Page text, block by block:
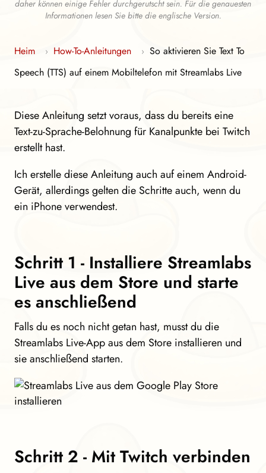
daher können einige Fehler durchgerutscht sein. Für die genauesten
Informationen lesen Sie bitte die englische Version.
Heim › How-To-Anleitungen › So aktivieren Sie Text To
Speech (TTS) auf einem Mobiltelefon mit Streamlabs Live
Diese Anleitung setzt voraus, dass du bereits eine
Text-zu-Sprache-Belohnung für Kanalpunkte bei Twitch
erstellt hast.
Ich erstelle diese Anleitung auch auf einem Android-
Gerät, allerdings gelten die Schritte auch, wenn du
ein iPhone verwendest.
Schritt 1 - Installiere Streamlabs
Live aus dem Store und starte
es anschließend
Falls du es noch nicht getan hast, musst du die
Streamlabs Live-App aus dem Store installieren und
sie anschließend starten.
Schritt 2 - Mit Twitch verbinden